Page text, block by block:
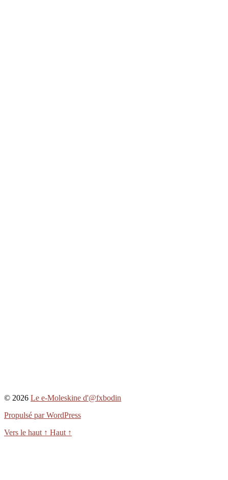
© 2026 Le e-Moleskine d'@fxbodin
Propulsé par WordPress
Vers le haut ↑ Haut ↑